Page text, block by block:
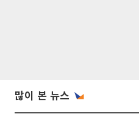
많이 본 뉴스